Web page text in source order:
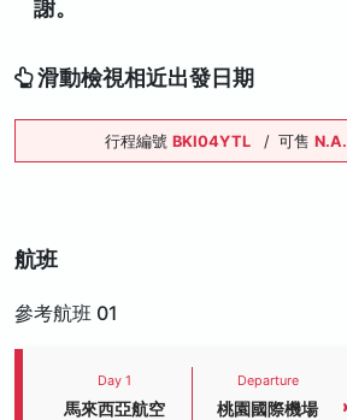
謝。
滑動檢視相近出發日期
行程編號 BKI04YTL / 可售 N.A.
航班
參考航班 01
Day 1
馬來西亞航空
Departure
桃園國際機場